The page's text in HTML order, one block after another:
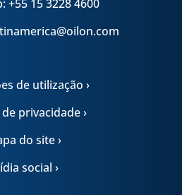
+55 15 3228 4600
de utilização ›
privacidade ›
do site ›
social ›